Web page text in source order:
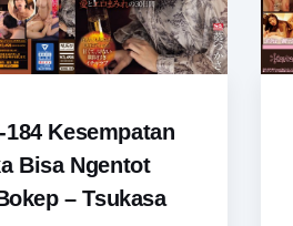
184 Kesempatan
Bisa Ngentot
– Tsukasa